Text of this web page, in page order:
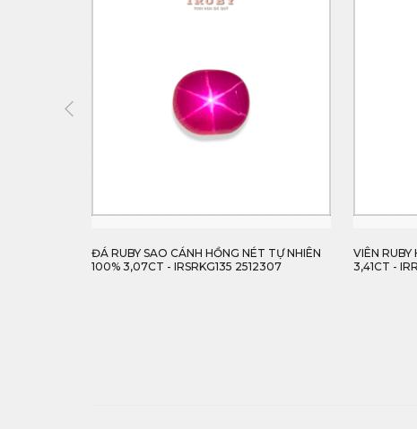
ĐÁ RUBY SAO CÁNH HỒNG NÉT TỰ NHIÊN
100% 3,07CT - IRSRKG135 2512307
VIÊN RUBY
3,41CT -